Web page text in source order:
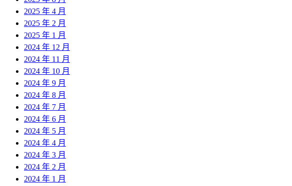
2025 年 4 月
2025 年 2 月
2025 年 1 月
2024 年 12 月
2024 年 11 月
2024 年 10 月
2024 年 9 月
2024 年 8 月
2024 年 7 月
2024 年 6 月
2024 年 5 月
2024 年 4 月
2024 年 3 月
2024 年 2 月
2024 年 1 月